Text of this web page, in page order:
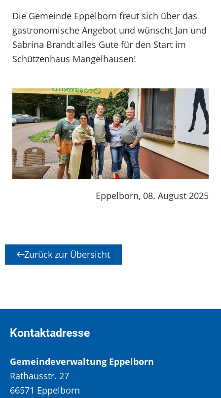
Die Gemeinde Eppelborn freut sich über das
gastronomische Angebot und wünscht Jan und
Sabrina Brandt alles Gute für den Start im
Schützenhaus Mangelhausen!
Eppelborn, 08. August 2025
Zurück zur Übersicht
Kontaktadresse
Gemeindeverwaltung Eppelborn
Rathausstr. 27
66571 Eppelborn